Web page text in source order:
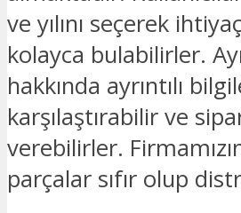
ve yılını seçerek
kolayca bulabilirler.
hakkında ayrıntılı
karşılaştırabilir ve
verebilirler.
parçalar sıfır olup